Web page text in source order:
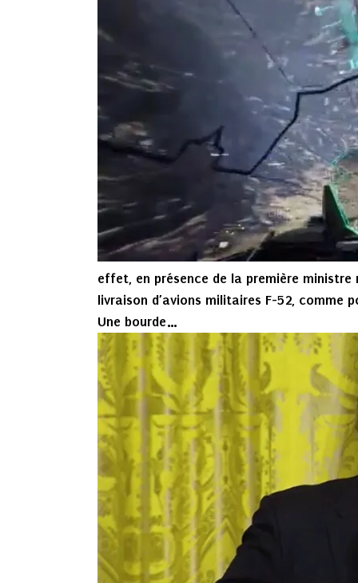
effet, en présence de la première
livraison d’avions militaires F-52, comme
Une bourde…